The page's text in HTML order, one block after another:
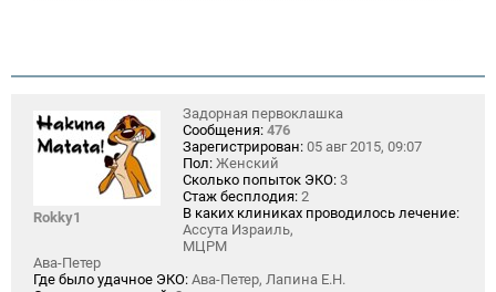
Rokky1
Задорная первоклашка
Сообщения: 476
Зарегистрирован: 05 авг 2015, 09:07
Пол: Женский
Сколько попыток ЭКО: 3
Стаж бесплодия: 2
В каких клиниках проводилось лечение:
Ассута Израиль,
МЦРМ
Ава-Петер
Где было удачное ЭКО: Ава-Петер, Лапина Е.Н.